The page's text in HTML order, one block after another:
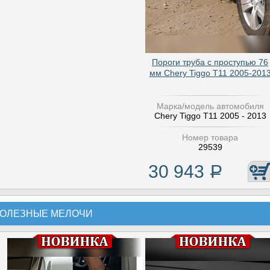
Пороги труба с проступью 76
мм Chery Tiggo T11 2005-
Марка/модель автомобиля
Chery Tiggo T11 2005 - 2013
Номер товара
29539
30 943 Р
МЕЛОЧИ